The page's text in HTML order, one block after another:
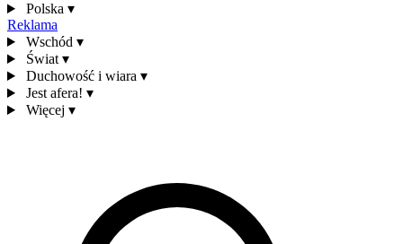
Polska ▾
Reklama
Wschód ▾
Świat ▾
Duchowość i wiara ▾
Jest afera! ▾
Więcej ▾